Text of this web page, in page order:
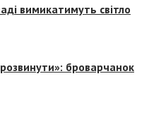
вимикатимуть світло
броварчанок